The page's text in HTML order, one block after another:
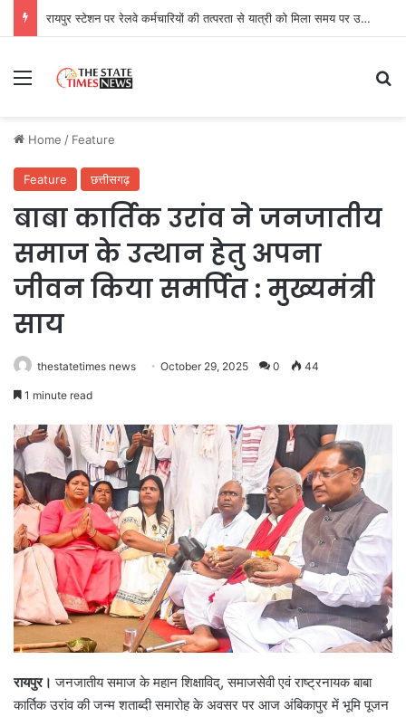
रायपुर स्टेशन पर रेलवे कर्मचारियों की तत्परता से यात्री को मिला समय पर उपचार
Menu
Home / Feature
Feature छत्तीसगढ़
बाबा कार्तिक उरांव ने जनजातीय
समाज के उत्थान हेतु अपना
जीवन किया समर्पित : मुख्यमंत्री
साय
thestatetimes news October 29, 2025 0 44
1 minute read
रायपुर। जनजातीय समाज के महान शिक्षाविद्, समाजसेवी एवं राष्ट्रनायक बाबा
कार्तिक उरांव की जन्म शताब्दी समारोह के अवसर पर आज अंबिकापुर में भूमि पूजन